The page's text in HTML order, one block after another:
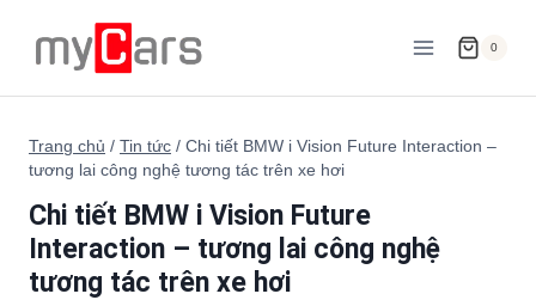
content
0
Trang chủ / Tin tức / Chi tiết BMW i Vision Future Interaction –
tương lai công nghệ tương tác trên xe hơi
Chi tiết BMW i Vision Future
Interaction – tương lai công nghệ
tương tác trên xe hơi